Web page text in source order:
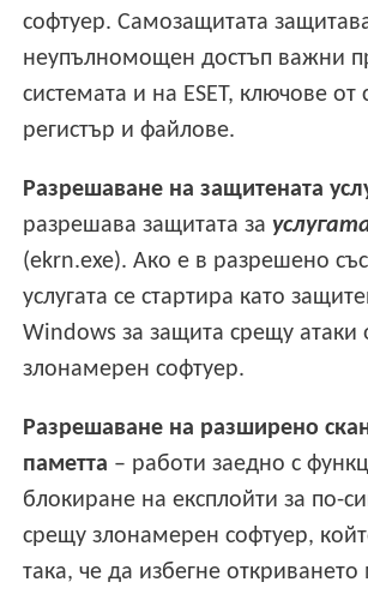
софтуер. Самозащитата
неупълномощен достъп важни
системата и на ESET, ключове от
регистър и файлове.
Разрешаване на защитената
разрешава защитата за
(ekrn.exe). Ако е в разрешено
услугата се стартира като
Windows за защита срещу атаки
злонамерен софтуер.
Разрешаване на разширено
паметта – работи заедно с
блокиране на експлойти за по-
срещу злонамерен софтуер,
така, че да избегне откриването